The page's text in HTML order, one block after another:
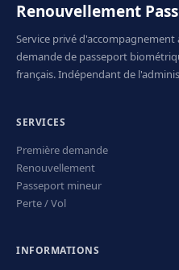
Renouvellement
Service privé d'accompagnement
demande de passeport
français. Indépendant de
SERVICES
Première demande
Renouvellement
Passeport mineur
Perte / Vol
INFORMATIONS